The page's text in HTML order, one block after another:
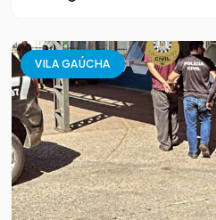
VILA GAÚCHA